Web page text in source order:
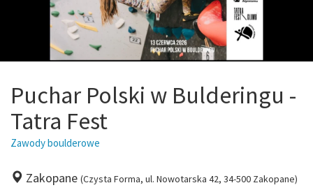
Puchar Polski w Bulderingu -
Tatra Fest
Zawody boulderowe
Zakopane (Czysta Forma, ul. Nowotarska 42, 34-500 Zakopane)